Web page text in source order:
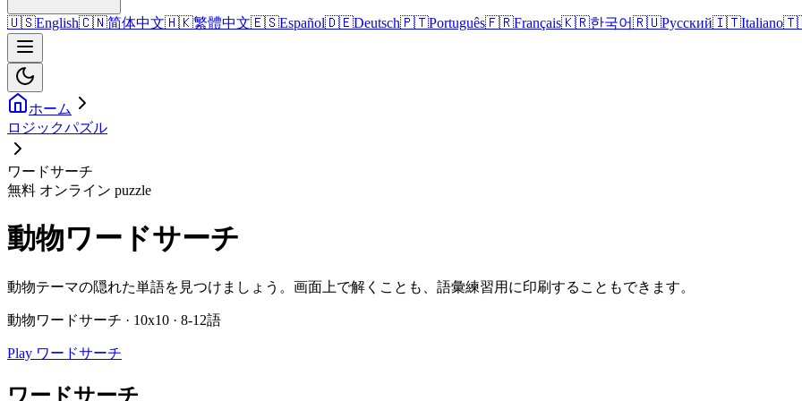
🇺🇸English🇨🇳简体中文🇭🇰繁體中文🇪🇸Español🇩🇪Deutsch🇵🇹Português🇫🇷Français🇰🇷한국어🇷🇺Русский🇮🇹Italiano
ホーム
ロジックパズル
ワードサーチ
無料 オンライン puzzle
動物ワードサーチ
動物テーマの隠れた単語を見つけましょう。画面上で解くことも、語彙練習用に印刷することもできます。
動物ワードサーチ · 10x10 · 8-12語
Play ワードサーチ
ワードサーチ